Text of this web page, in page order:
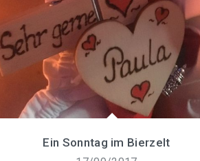
Ein Sonntag im Bierzelt